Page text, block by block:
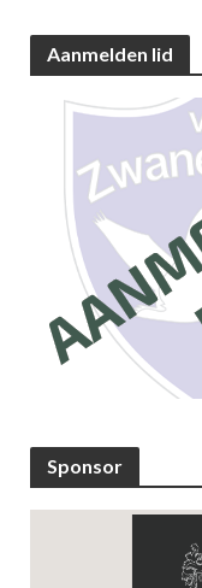
Aanmelden lid
Sponsor